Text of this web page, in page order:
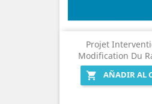
Projet
Modification Du

AÑADIR AL